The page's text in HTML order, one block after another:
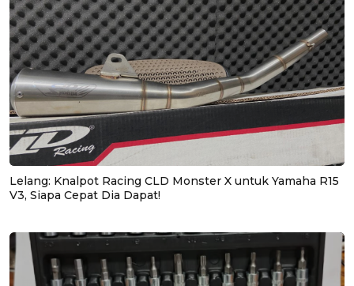
Lelang: Knalpot Racing CLD Monster X untuk Yamaha R15
V3, Siapa Cepat Dia Dapat!